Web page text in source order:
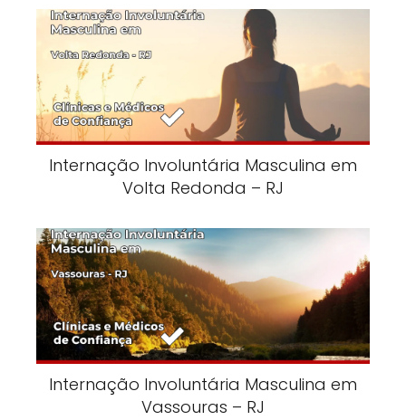
Internação Involuntária Masculina em
Volta Redonda – RJ
Internação Involuntária Masculina em
Vassouras – RJ